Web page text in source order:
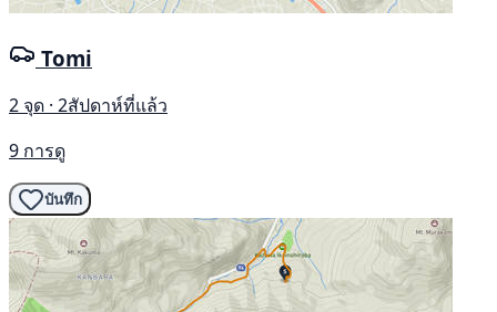
Tomi
2 จุด · 2สัปดาห์ที่แล้ว
9 การดู
บันทึก